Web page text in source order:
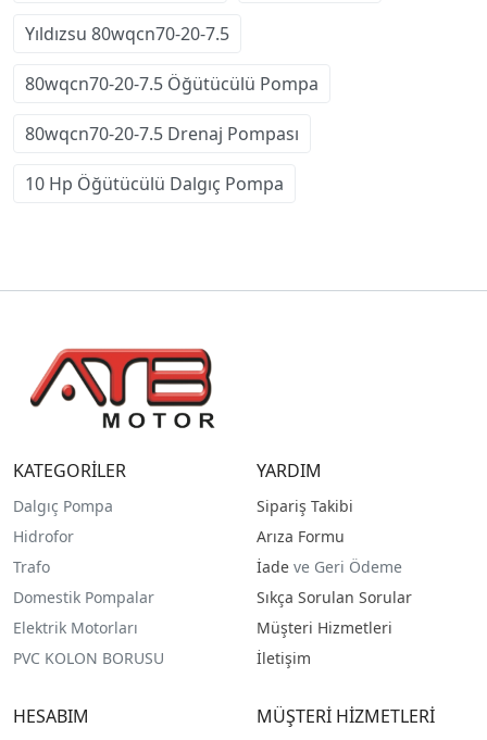
Yıldızsu 80wqcn70-20-7.5
80wqcn70-20-7.5 Öğütücülü Pompa
80wqcn70-20-7.5 Drenaj Pompası
10 Hp Öğütücülü Dalgıç Pompa
KATEGORİLER
Dalgıç Pompa
Hidrofor
Trafo
Domestik Pompalar
Elektrik Motorları
PVC KOLON BORUSU
YARDIM
Sipariş Takibi
Arıza Formu
İade ve Geri Ödeme
Sıkça Sorulan Sorular
Müşteri Hizmetleri
İletişim
HESABIM MÜŞTERİ HİZMETLERİ